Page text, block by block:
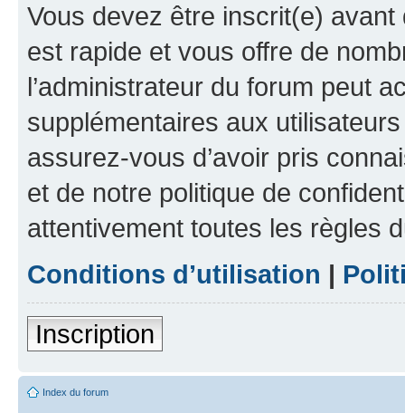
Vous devez être inscrit(e) avant
est rapide et vous offre de
l’administrateur du forum peut
supplémentaires aux
assurez-vous d’avoir pris
et de notre politique de
attentivement toutes les règles
Conditions d’utilisation |
Inscription
Index du forum